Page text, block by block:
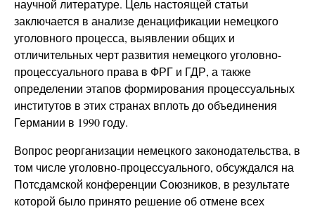
научной литературе. Цель настоящей статьи
заключается в анализе денацификации немецкого
уголовного процесса, выявлении общих и
отличительных черт развития немецкого уголовно-
процессуального права в ФРГ и ГДР, а также
определении этапов формирования процессуальных
институтов в этих странах вплоть до объединения
Германии в 1990 году.
Вопрос реорганизации немецкого законодательства, в
том числе уголовно-процессуального, обсуждался на
Потсдамской конференции Союзников, в результате
которой было принято решение об отмене всех